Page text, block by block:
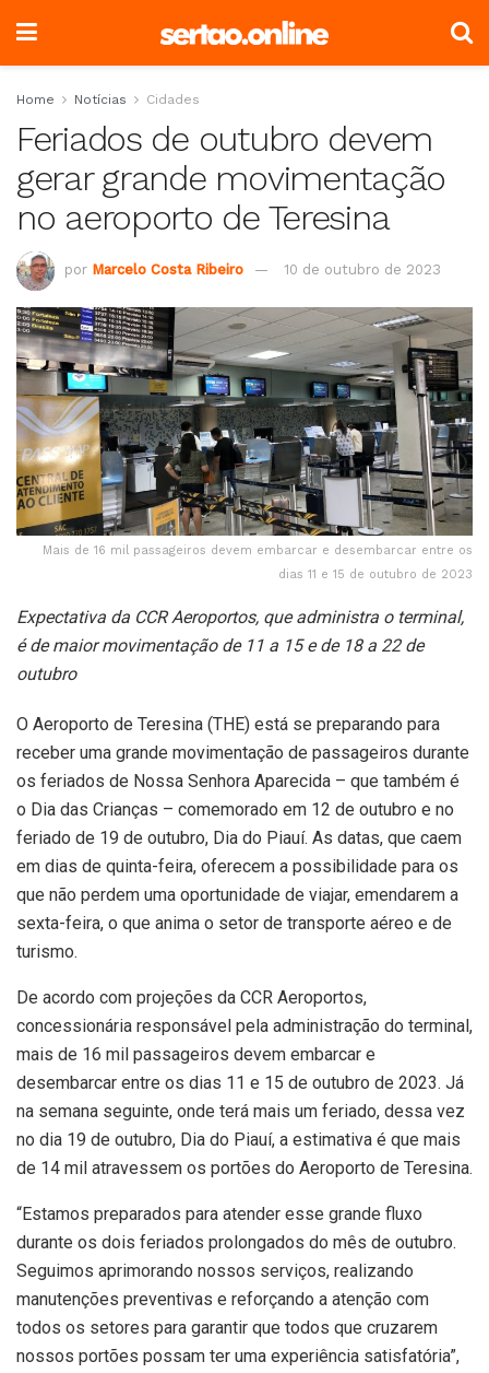
Home Notícias Cidades
Feriados de outubro devem
gerar grande movimentação
no aeroporto de Teresina
por Marcelo Costa Ribeiro 10 de outubro de 2023
Mais de 16 mil passageiros devem embarcar e desembarcar entre os
dias 11 e 15 de outubro de 2023
Expectativa da CCR Aeroportos, que administra o terminal,
é de maior movimentação de 11 a 15 e de 18 a 22 de
outubro
O Aeroporto de Teresina (THE) está se preparando para
receber uma grande movimentação de passageiros durante
os feriados de Nossa Senhora Aparecida – que também é
o Dia das Crianças – comemorado em 12 de outubro e no
feriado de 19 de outubro, Dia do Piauí. As datas, que caem
em dias de quinta-feira, oferecem a possibilidade para os
que não perdem uma oportunidade de viajar, emendarem a
sexta-feira, o que anima o setor de transporte aéreo e de
turismo.
De acordo com projeções da CCR Aeroportos,
concessionária responsável pela administração do terminal,
mais de 16 mil passageiros devem embarcar e
desembarcar entre os dias 11 e 15 de outubro de 2023. Já
na semana seguinte, onde terá mais um feriado, dessa vez
no dia 19 de outubro, Dia do Piauí, a estimativa é que mais
de 14 mil atravessem os portões do Aeroporto de Teresina.
“Estamos preparados para atender esse grande fluxo
durante os dois feriados prolongados do mês de outubro.
Seguimos aprimorando nossos serviços, realizando
manutenções preventivas e reforçando a atenção com
todos os setores para garantir que todos que cruzarem
nossos portões possam ter uma experiência satisfatória”,